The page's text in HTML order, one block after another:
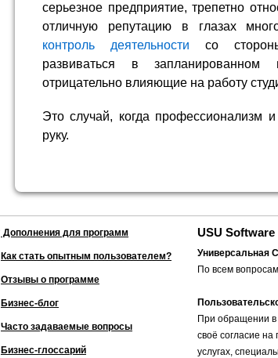
серьезное предприятие, трепетно
отличную репутацию в глазах
контроль деятельности со
развиваться в запланированном
отрицательно влияющие на работу
Это случай, когда профессионализм
руку.
Дополнения для программ
Как стать опытным пользователем?
Отзывы о программе
Бизнес-блог
Часто задаваемые вопросы
Бизнес-глоссарий
USU Software
Универсальная
По всем
При обращении в
своё согласие
услугах,